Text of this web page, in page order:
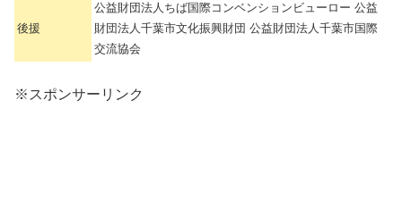
後援
公益財団法人ちば国際コンベンションビューロー 公益
財団法人千葉市文化振興財団 公益財団法人千葉市国際
交流協会
※スポンサーリンク